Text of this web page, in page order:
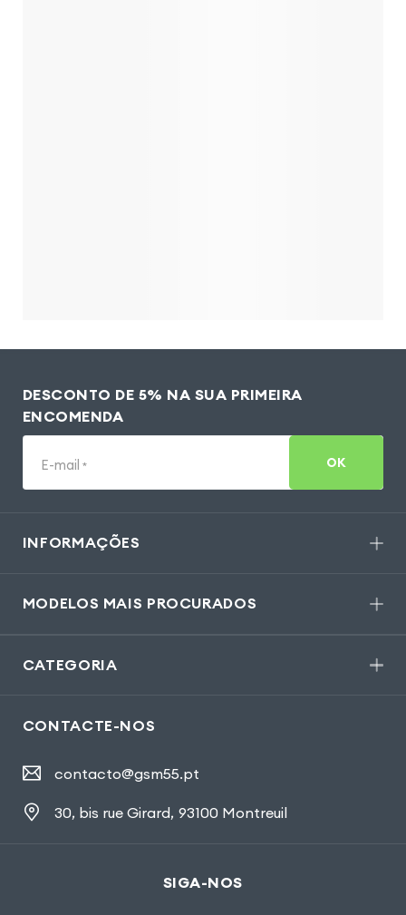
DESCONTO DE 5% NA SUA PRIMEIRA
ENCOMENDA
E-mail * OK
INFORMAÇÕES
MODELOS MAIS PROCURADOS
CATEGORIA
CONTACTE-NOS
contacto@gsm55.pt
30, bis rue Girard, 93100 Montreuil
SIGA-NOS